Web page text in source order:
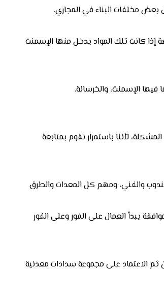
بعض مخلفات البناء في المجاري.
إذا كانت تلك المواد يدخل منها الإسمنت
الإسمنت، والخرسانة.
لأننا باستمرار نقوم بمتابعة
والفني، ومهم كل المعدات والطرق
يبدأ العمال على الفور وعلى الفور
الاعتماد على مجموعة سدادات معدنية